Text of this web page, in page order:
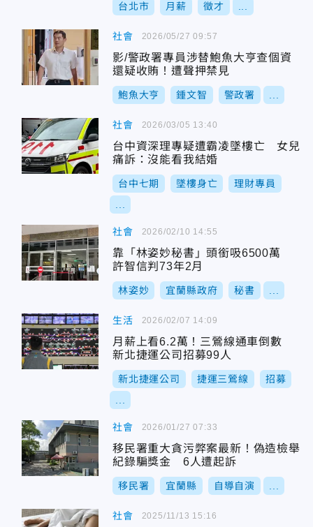
台北市 月薪 徵才
社會
影/警政署專員涉替鮑魚大亨查個資
還疑收賄！遭聲押禁見
鮑魚大亨 鍾文智 警政署
2026/05/27 09:57
社會
台中資深理專疑遭霸凌墜樓亡 女兒
痛訴：沒能看我結婚
台中七期 墜樓身亡 理財專員
2026/03/05 13:40
社會
靠「林姿妙秘書」頭銜吸6500萬
許智信判73年2月
林姿妙 宜蘭縣政府 秘書
2026/02/10 14:55
生活
月薪上看6.2萬！三鶯線通車倒數
新北捷運公司招募99人
新北捷運公司 捷運三鶯線 招募
2026/02/07 14:09
社會
移民署重大貪污弊案最新！偽造檢舉
紀錄騙獎金 6人遭起訴
移民署 宜蘭縣 自導自演
2026/01/27 07:33
社會 2025/11/13 15:16